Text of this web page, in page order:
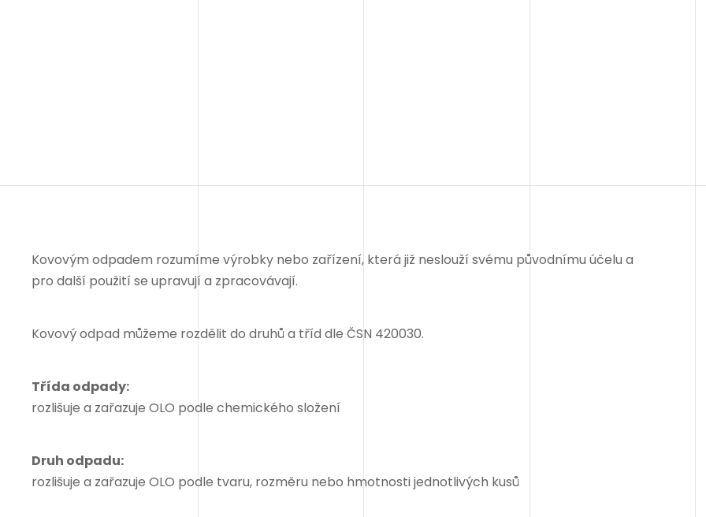
Kovovým odpadem rozumíme výrobky nebo zařízení, která již neslouží svému původnímu účelu a
pro další použití se upravují a zpracovávají.
Kovový odpad můžeme rozdělit do druhů a tříd dle ČSN 420030.
Třída odpady:
rozlišuje a zařazuje OLO podle chemického složení
Druh odpadu:
rozlišuje a zařazuje OLO podle tvaru, rozměru nebo hmotnosti jednotlivých kusů